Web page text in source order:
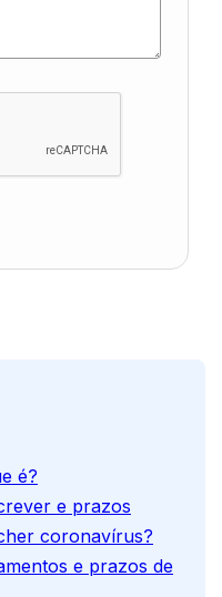
é?
e prazos
coronavírus?
e prazos de